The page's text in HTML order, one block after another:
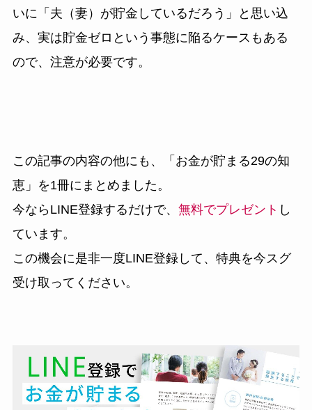
いに「夫（妻）が貯金しているだろう」と思い込
み、実は貯金ゼロという事態に陥るケースもある
ので、注意が必要です。
この記事の内容の他にも、
「お金が貯まる29の知
恵」 を1冊にまとめました。
今ならLINE登録するだけで、 無料でプレゼント し
ています。
この機会に是非一度LINE登録して、特典を今スグ
受け取ってください。